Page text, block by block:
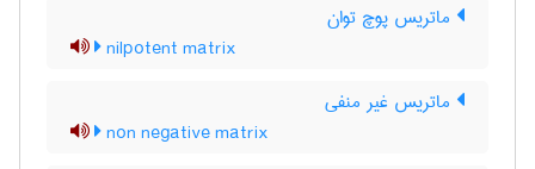
ماتریس پوچ توان
nilpotent matrix
ماتریس غیر منفی
non negative matrix